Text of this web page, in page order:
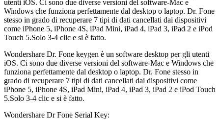
utenti iOS. Ci sono due diverse versioni del software-Mac e
Windows che funziona perfettamente dal desktop o laptop. Dr. Fone
stesso in grado di recuperare 7 tipi di dati cancellati dai dispositivi
come iPhone 5, iPhone 4S, iPad Mini, iPad 4, iPad 3, iPad 2 e iPod
Touch 5.Solo 3-4 clic e si è fatto.
Wondershare Dr. Fone keygen è un software desktop per gli utenti
iOS. Ci sono due diverse versioni del software-Mac e Windows che
funziona perfettamente dal desktop o laptop. Dr. Fone stesso in
grado di recuperare 7 tipi di dati cancellati dai dispositivi come
iPhone 5, iPhone 4S, iPad Mini, iPad 4, iPad 3, iPad 2 e iPod Touch
5.Solo 3-4 clic e si è fatto.
Wondershare Dr Fone Serial Key: